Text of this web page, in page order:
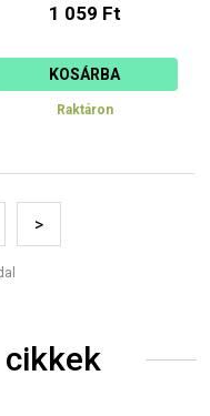
1 059 Ft
KOSÁRBA
Raktáron
>